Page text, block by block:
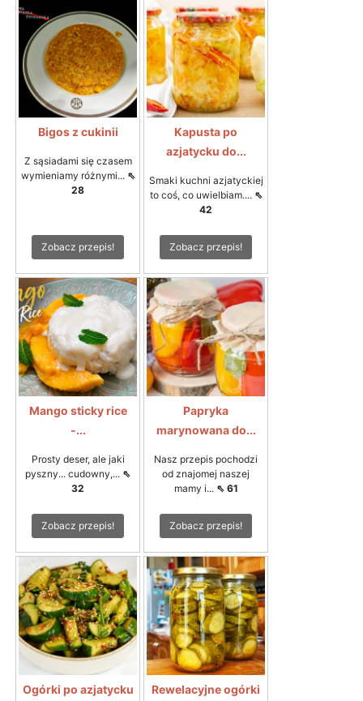
Bigos z cukinii
Z sąsiadami się czasem
wymieniamy różnymi... ⇖
28
Zobacz przepis!
Kapusta po
azjatycku do...
Smaki kuchni azjatyckiej
to coś, co uwielbiam.... ⇖
42
Zobacz przepis!
Mango sticky rice
-...
Prosty deser, ale jaki
pyszny... cudowny,... ⇖
32
Zobacz przepis!
Papryka
marynowana do...
Nasz przepis pochodzi
od znajomej naszej
mamy i... ⇖ 61
Zobacz przepis!
Ogórki po azjatycku
Rewelacyjne ogórki